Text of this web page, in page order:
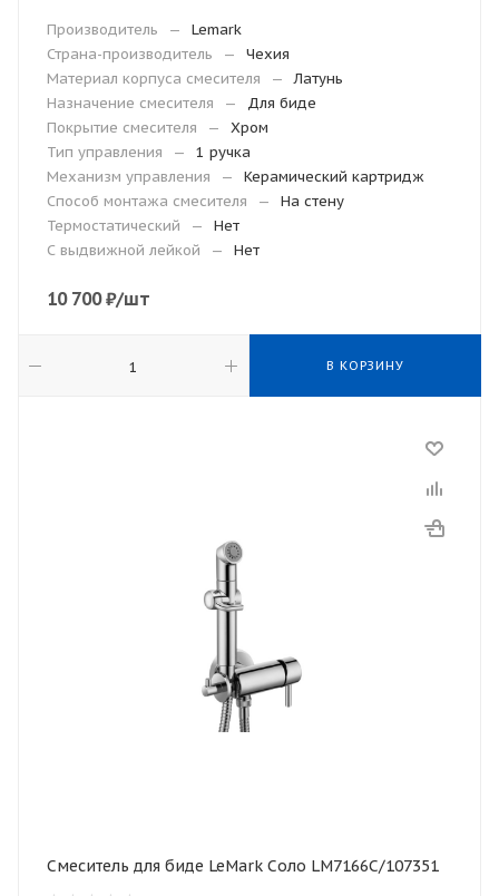
Производитель —
Lemark
Страна-производитель
—
Чехия
Материал корпуса смесителя
—
Латунь
Назначение смесителя
—
Для биде
Покрытие смесителя
—
Хром
Тип управления
—
1 ручка
Механизм управления
—
Керамический картридж
Способ монтажа смесителя
—
На стену
Термостатический
—
Нет
С выдвижной лейкой
— Нет
10 700₽/шт
В КОРЗИНУ
Смеситель для биде LeMark Соло LM7166C/107351